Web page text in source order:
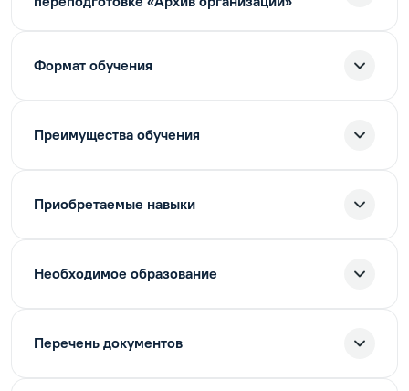
Формат обучения
Преимущества обучения
Приобретаемые навыки
Необходимое образование
Перечень документов